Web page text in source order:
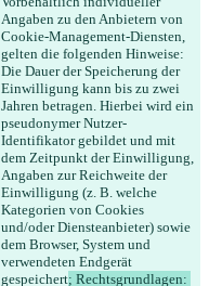
Angaben zu den Anbietern von
Cookie-Management-Diensten,
gelten die folgenden Hinweise:
Die Dauer der Speicherung der
Einwilligung kann bis zu zwei
Jahren betragen. Hierbei wird ein
pseudonymer Nutzer-
Identifikator gebildet und mit
dem Zeitpunkt der Einwilligung,
Angaben zur Reichweite der
Einwilligung (z. B. welche
Kategorien von Cookies
und/oder Diensteanbieter) sowie
dem Browser, System und
verwendeten Endgerät
gespeichert; Rechtsgrundlagen: